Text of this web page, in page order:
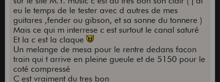
eu le temps de le tester avec d autres de mes
guitares ,fender ou gibson, et sa sonne du tonnere )
Mais ce qui m interrese c est surtout le canal saturé
Et la c est la claque
Un melange de mesa pour le rentre dedans facon
train qui t arrive en pleine gueule et de 5150 pour le
coté compressé
C est vraiment du tres bon